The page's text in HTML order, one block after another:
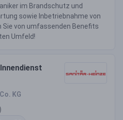
im Brandschutz und
sowie Inbetriebnahme von
Sie von umfassenden Benefits
Umfeld!
KG